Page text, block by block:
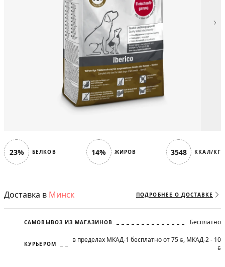
23% БЕЛКОВ 14% ЖИРОВ 3548 ККАЛ/КГ
Доставка в Минск ПОДРОБНЕЕ О ДОСТАВКЕ
САМОВЫВОЗ ИЗ МАГАЗИНОВ Бесплатно
КУРЬЕРОМ в пределах МКАД-1 бесплатно от 75 BYN, МКАД-2 - 10
BYN